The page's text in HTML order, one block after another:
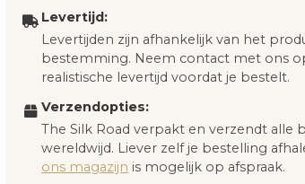
Levertijd:
Levertijden zijn afhankelijk van het
bestemming. Neem contact met ons
realistische levertijd voordat je bestelt.
Verzendopties:
The Silk Road verpakt en verzendt alle
wereldwijd. Liever zelf je bestelling
ons magazijn is mogelijk op afspraak.